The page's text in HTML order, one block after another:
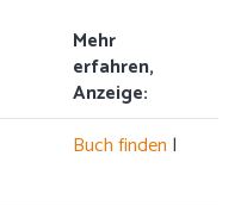
Mehr
erfahren,
Anzeige:
Buch finden |